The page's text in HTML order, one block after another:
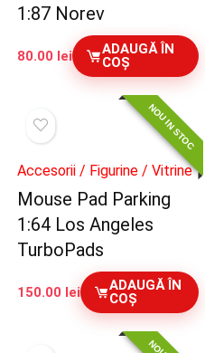
1:87 Norev
80.00 lei
ADAUGĂ ÎN
COȘ
NOU IN STOC
Accesorii / Figurine / Vitrine
Mouse Pad Parking
1:64 Los Angeles
TurboPads
150.00 lei
ADAUGĂ ÎN
COȘ